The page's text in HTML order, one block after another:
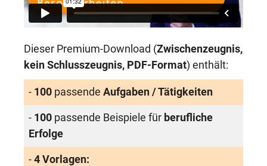
Dieser Premium-Download (Zwischenzeugnis,
kein Schlusszeugnis, PDF-Format) enthält:
- 100 passende Aufgaben / Tätigkeiten
- 100 passende Beispiele für berufliche
Erfolge
- 4 Vorlagen: